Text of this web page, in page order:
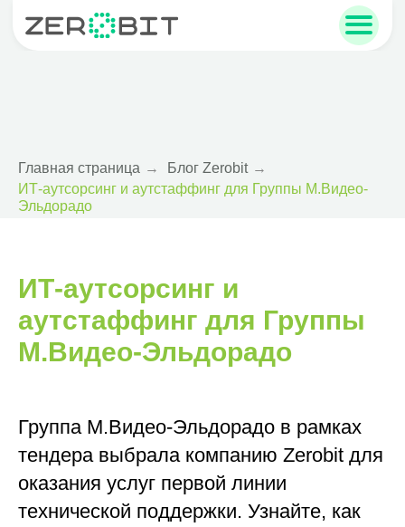
Главная страница → Блог Zerobit →
ИТ-аутсорсинг и аутстаффинг для Группы М.Видео-
Эльдорадо
ИТ-аутсорсинг и
аутстаффинг для Группы
М.Видео-Эльдорадо
Группа М.Видео-Эльдорадо в рамках
тендера выбрала компанию Zerobit для
оказания услуг первой линии
технической поддержки. Узнайте, как